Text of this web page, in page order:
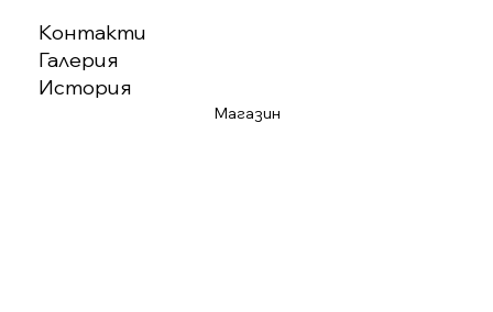
Контакти
Галерия
История
Магазин